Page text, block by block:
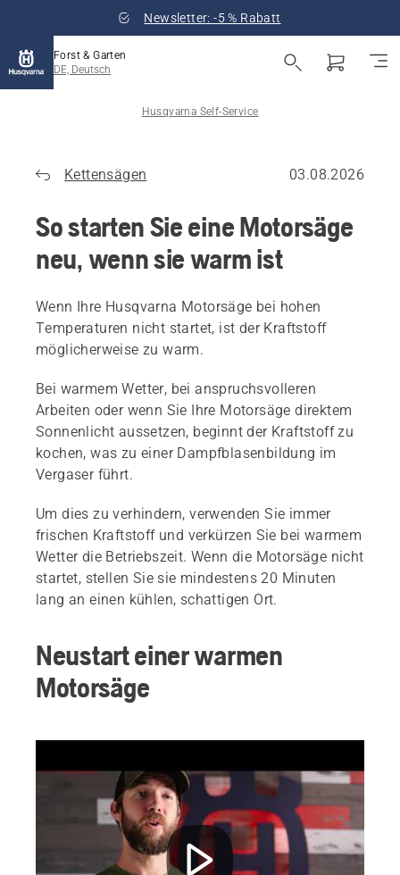
Newsletter: -5 % Rabatt
Forst & Garten
DE, Deutsch
Husqvarna Self-Service
Kettensägen 03.08.2026
So starten Sie eine Motorsäge
neu, wenn sie warm ist
Wenn Ihre Husqvarna Motorsäge bei hohen
Temperaturen nicht startet, ist der Kraftstoff
möglicherweise zu warm.
Bei warmem Wetter, bei anspruchsvolleren
Arbeiten oder wenn Sie Ihre Motorsäge direktem
Sonnenlicht aussetzen, beginnt der Kraftstoff zu
kochen, was zu einer Dampfblasenbildung im
Vergaser führt.
Um dies zu verhindern, verwenden Sie immer
frischen Kraftstoff und verkürzen Sie bei warmem
Wetter die Betriebszeit. Wenn die Motorsäge nicht
startet, stellen Sie sie mindestens 20 Minuten
lang an einen kühlen, schattigen Ort.
Neustart einer warmen
Motorsäge